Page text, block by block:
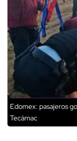
Edomex: pasajeros
Tecámac